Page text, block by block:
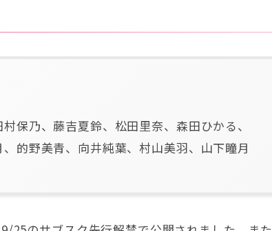
保乃、藤吉夏鈴、松田里奈、森田ひかる、
的野美青、向井純葉、村山美羽、山下瞳月